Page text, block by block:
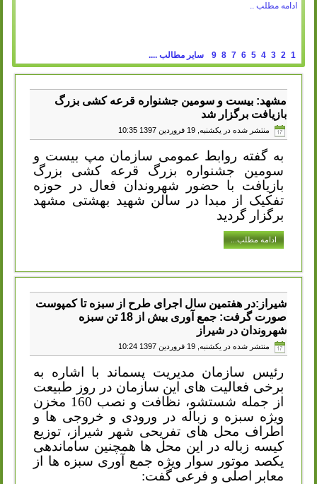
انتشار: یکشنبه, 19 فروردين 1397
1
2
3
4
5
6
7
8
9 سایر مطالب ....
مشهد: بیست و سومین جشنواره قرعه کشی بزرگ
بازیافت برگزار شد
منتشر شده در یکشنبه, 19 فروردين 1397 10:35
به گفته روابط عمومی سازمان مپ بیست و
سومین جشنواره بزرگ قرعه کشی بزرگ
بازیافت با حضور شهروندان فعال در حوزه
تفکیک از مبدا در سالن شهید بهشتی مشهد
برگزار گردید
ادامه مطلب...
شیراز:در هفتمین سال اجرای طرح از سبزه تا کمپوست
صورت گرفت: جمع آوری بیش از 18 تن سبزه
شهروندان در شیراز
منتشر شده در یکشنبه, 19 فروردين 1397 10:24
رئیس سازمان مدیریت پسماند با اشاره به
برخی فعالیت های این سازمان در روز طبیعت
از جمله شستشو، نظافت و نصب 160 مخزن
ویژه سبزه و زباله در ورودی و خروجی ها و
اطراف محل های تفریحی شهر شیراز، توزیع
کیسه زباله در این محل ها همچنین ساماندهی
یکصد موتور سوار ویژه جمع آوری سبزه ها از
معابر اصلی و فرعی گفت: